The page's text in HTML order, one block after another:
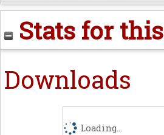
Stats for
Downloads
Loading...